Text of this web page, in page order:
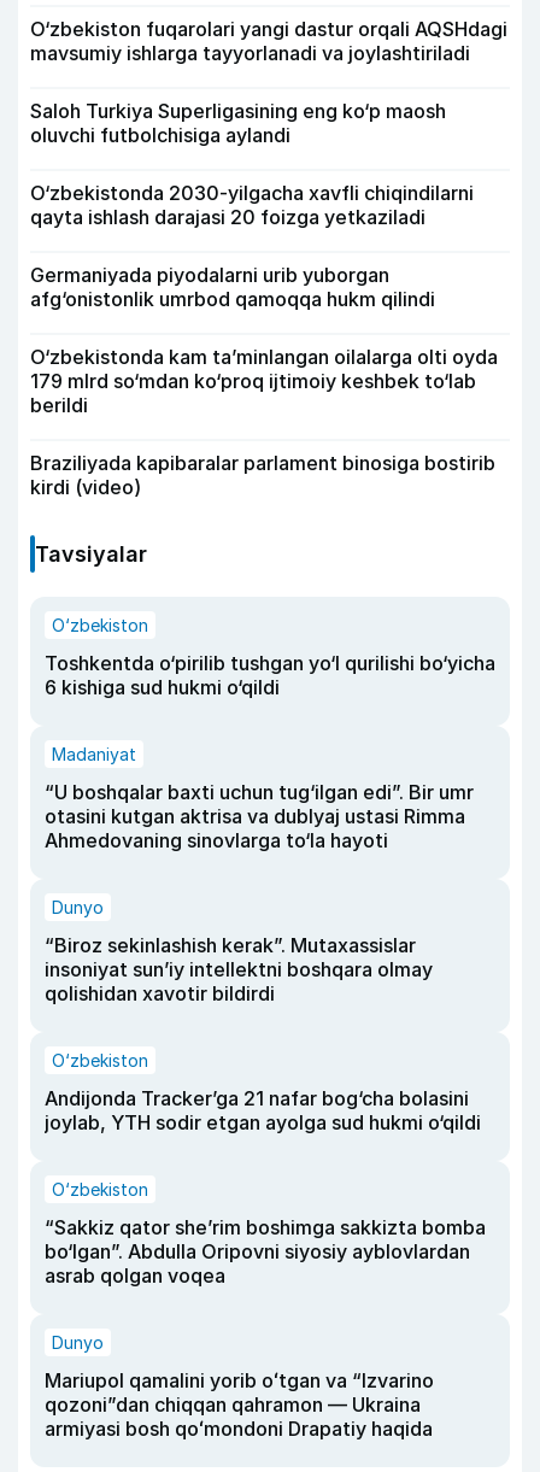
O‘zbekiston fuqarolari yangi dastur orqali AQSHdagi
mavsumiy ishlarga tayyorlanadi va joylashtiriladi
Saloh Turkiya Superligasining eng ko‘p maosh
oluvchi futbolchisiga aylandi
O‘zbekistonda 2030-yilgacha xavfli chiqindilarni
qayta ishlash darajasi 20 foizga yetkaziladi
Germaniyada piyodalarni urib yuborgan
afg‘onistonlik umrbod qamoqqa hukm qilindi
O‘zbekistonda kam ta’minlangan oilalarga olti oyda
179 mlrd so‘mdan ko‘proq ijtimoiy keshbek to‘lab
berildi
Braziliyada kapibaralar parlament binosiga bostirib
kirdi (video)
Tavsiyalar
O‘zbekiston
Toshkentda o‘pirilib tushgan yo‘l qurilishi bo‘yicha
6 kishiga sud hukmi o‘qildi
Madaniyat
“U boshqalar baxti uchun tug‘ilgan edi”. Bir umr
otasini kutgan aktrisa va dublyaj ustasi Rimma
Ahmedovaning sinovlarga to‘la hayoti
Dunyo
“Biroz sekinlashish kerak”. Mutaxassislar
insoniyat sun’iy intellektni boshqara olmay
qolishidan xavotir bildirdi
O‘zbekiston
Andijonda Tracker’ga 21 nafar bog‘cha bolasini
joylab, YTH sodir etgan ayolga sud hukmi o‘qildi
O‘zbekiston
“Sakkiz qator she’rim boshimga sakkizta bomba
bo‘lgan”. Abdulla Oripovni siyosiy ayblovlardan
asrab qolgan voqea
Dunyo
Mariupol qamalini yorib oʻtgan va “Izvarino
qozoni”dan chiqqan qahramon — Ukraina
armiyasi bosh qoʻmondoni Drapatiy haqida